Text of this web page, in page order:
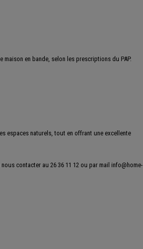
en bande, selon les prescriptions du PAP.
espaces naturels, tout en offrant une excellente
contacter au 26 36 11 12 ou par mail info@home-